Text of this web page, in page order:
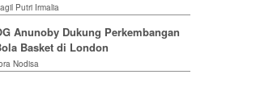
Putri Irmalia
Anunoby Dukung Perkembangan
Basket di London
Nodisa